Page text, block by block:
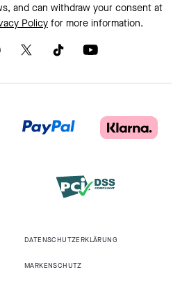
and can withdraw your consent at
Policyfor more information.
DATENSCHUTZERKLÄRUNG
MARKENSCHUTZ